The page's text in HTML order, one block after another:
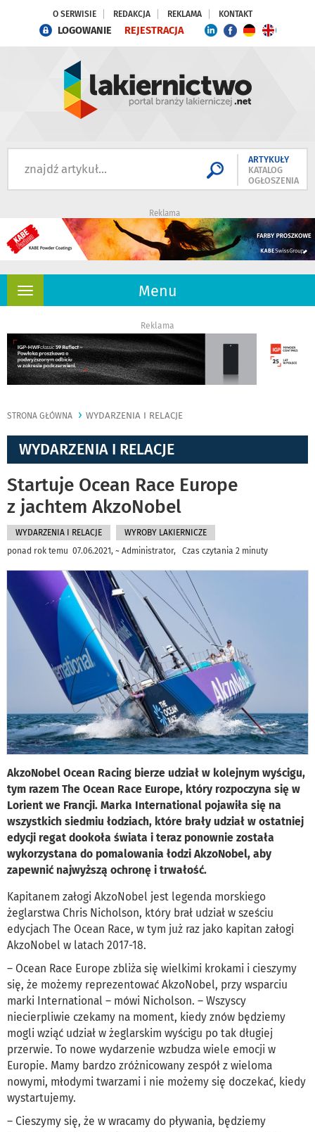
O SERWISIE REDAKCJA REKLAMA KONTAKT
LOGOWANIE REJESTRACJA
ARTYKUŁY
KATALOG
OGŁOSZENIA
Reklama
Menu
Rozwiń
Reklama
STRONA GŁÓWNA WYDARZENIA I RELACJE
WYDARZENIA I RELACJE
Startuje Ocean Race Europe
z jachtem AkzoNobel
WYDARZENIA I RELACJE
WYROBY LAKIERNICZE
ponad rok temu 07.06.2021, ~ Administrator, Czas czytania 2 minuty
AkzoNobel Ocean Racing bierze udział w kolejnym wyścigu,
tym razem The Ocean Race Europe, który rozpoczyna się w
Lorient we Francji. Marka International pojawiła się na
wszystkich siedmiu łodziach, które brały udział w ostatniej
edycji regat dookoła świata i teraz ponownie została
wykorzystana do pomalowania łodzi AkzoNobel, aby
zapewnić najwyższą ochronę i trwałość.
Kapitanem załogi AkzoNobel jest legenda morskiego
żeglarstwa Chris Nicholson, który brał udział w sześciu
edycjach The Ocean Race, w tym już raz jako kapitan załogi
AkzoNobel w latach 2017-18.
– Ocean Race Europe zbliża się wielkimi krokami i cieszymy
się, że możemy reprezentować AkzoNobel, przy wsparciu
marki International – mówi Nicholson. – Wszyscy
niecierpliwie czekamy na moment, kiedy znów będziemy
mogli wziąć udział w żeglarskim wyścigu po tak długiej
przerwie. To nowe wydarzenie wzbudza wiele emocji w
Europie. Mamy bardzo zróżnicowany zespół z wieloma
nowymi, młodymi twarzami i nie możemy się doczekać, kiedy
wystartujemy.
– Cieszymy się, że w wracamy do pływania, będziemy